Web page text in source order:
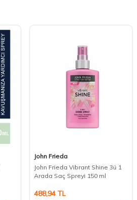
John Frieda
John Frieda Vibrant Shine 3ü 1
Arada Saç Spreyi 150 ml
488,94TL